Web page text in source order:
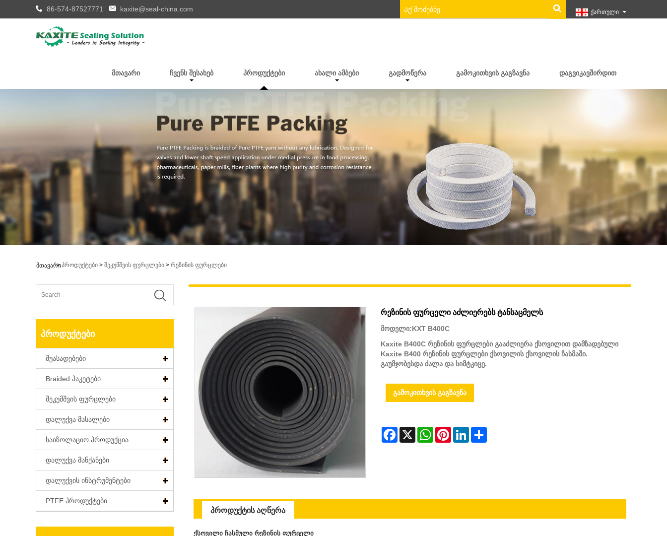
86-574-87527771 kaxite@seal-china.com ქართული
ᲛᲗᲐᲕᲐᲠᲘ ᲩᲕᲔᲜᲡ ᲨᲔᲡᲐᲮᲔᲑ ᲞᲠᲝᲓᲣᲥᲢᲔᲑᲘ ᲐᲮᲐᲚᲘ ᲐᲛᲑᲔᲑᲘ ᲒᲐᲓᲛᲝᲬᲔᲠᲐ ᲒᲐᲛᲝᲙᲘᲗᲮᲕᲘᲡ ᲒᲐᲒᲖᲐᲕᲜᲐ ᲓᲐᲒᲕᲘᲙᲐᲕᲨᲘᲠᲓᲘᲗ
მთავარი
> პროდუქტები > შეკუმშვის ფურცლები > რეზინის ფურცლები
ᲞᲠᲝᲓᲣᲥᲢᲔᲑᲘ
შუასადებები
Braided პაკეტები
შეკუმშვის ფურცლები
დალუქვა მასალები
საიზოლაციო პროდუქცია
დალუქვა მანქანები
დალუქვის ინსტრუმენტები
PTFE პროდუქტები
რეზინის ფურცელი აძლიერებს ტანსაცმელს
მოდელი:KXT B400C
Kaxite B400C რეზინის ფურცლები გააძლიერა ქსოვილით დამზადებული
Kaxite B400 რეზინის ფურცლები ქსოვილის ქსოვილის ჩასმაში.
გაუმჯობესდა ძალა და სიმტკიცე.
გამოკითხვის გაგზავნა
Facebook
X WhatsAppPinterestLinkedInShare
პროდუქტის აღწერა
ქსოვილი ჩასმული რეზინის ფურცელი